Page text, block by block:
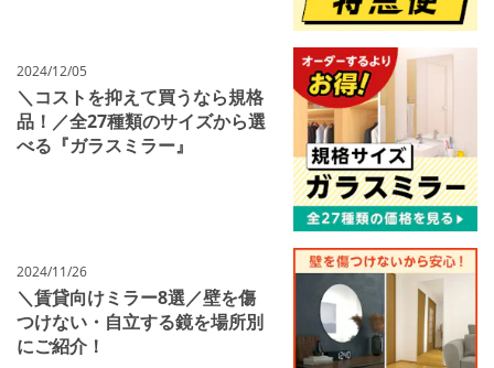
＼コストを抑えて買うなら規格
品！／全27種類のサイズから選
べる『ガラスミラー』
2024/12/05
＼賃貸向けミラー8選／壁を傷
つけない・自立する鏡を場所別
にご紹介！
2024/11/26